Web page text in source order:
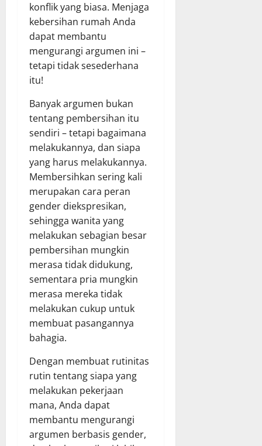
konflik yang biasa. Menjaga
kebersihan rumah Anda
dapat membantu
mengurangi argumen ini –
tetapi tidak sesederhana
itu!
Banyak argumen bukan
tentang pembersihan itu
sendiri – tetapi bagaimana
melakukannya, dan siapa
yang harus melakukannya.
Membersihkan sering kali
merupakan cara peran
gender diekspresikan,
sehingga wanita yang
melakukan sebagian besar
pembersihan mungkin
merasa tidak didukung,
sementara pria mungkin
merasa mereka tidak
melakukan cukup untuk
membuat pasangannya
bahagia.
Dengan membuat rutinitas
rutin tentang siapa yang
melakukan pekerjaan
mana, Anda dapat
membantu mengurangi
argumen berbasis gender,